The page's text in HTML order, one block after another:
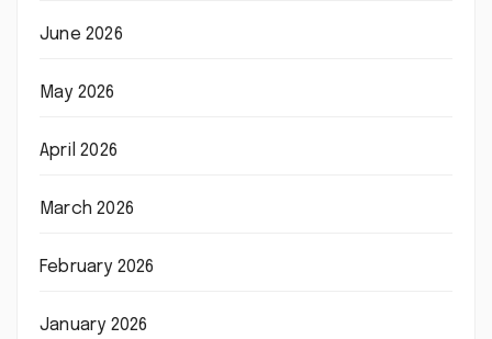
June 2026
May 2026
April 2026
March 2026
February 2026
January 2026